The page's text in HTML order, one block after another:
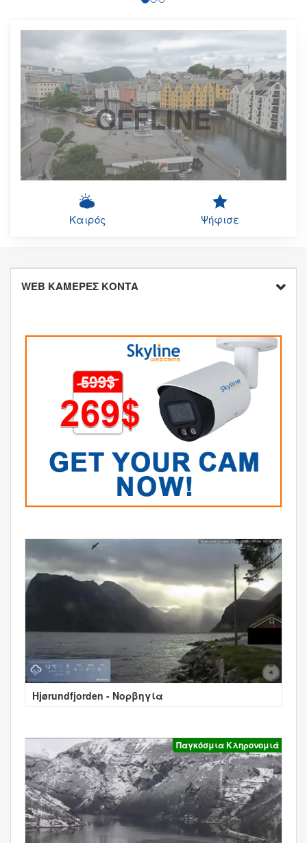
OFFLINE
Καιρός Ψήφισε
WEB ΚΑΜΕΡΕΣ ΚΟΝΤΑ
Hjørundfjorden - Νορβηγία
Παγκόσμια Κληρονομιά